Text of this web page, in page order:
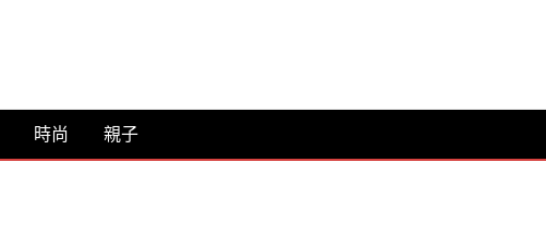
時尚 親子